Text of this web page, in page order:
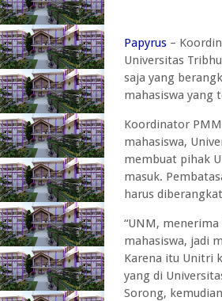
Papyrus –
Universitas
saja yang
mahasiswa yang
Koordinator
mahasiswa,
membuat pihak
masuk.
harus
“UNM, menerima
mahasiswa, jadi
Karena itu Unitri
yang di
Sorong,